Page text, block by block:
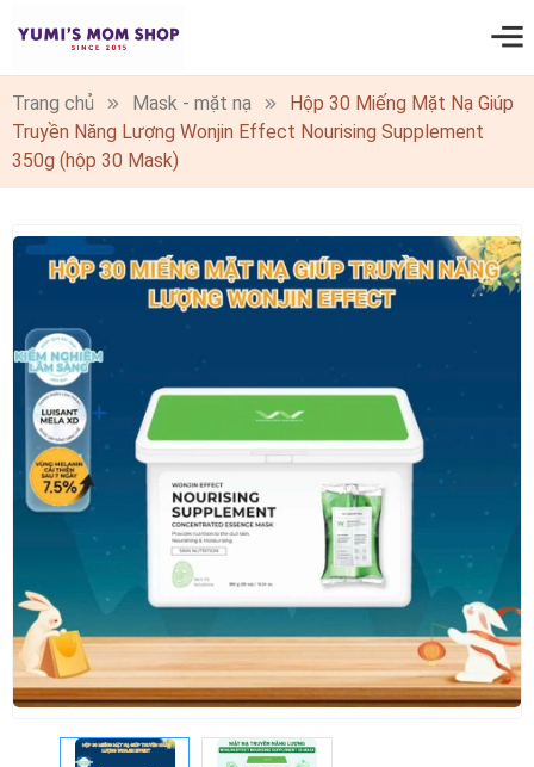
0
Trang chủ Mask - mặt nạ
Hộp 30 Miếng Mặt Nạ Giúp
Truyền Năng Lượng Wonjin Effect Nourising Supplement
350g (hộp 30 Mask)